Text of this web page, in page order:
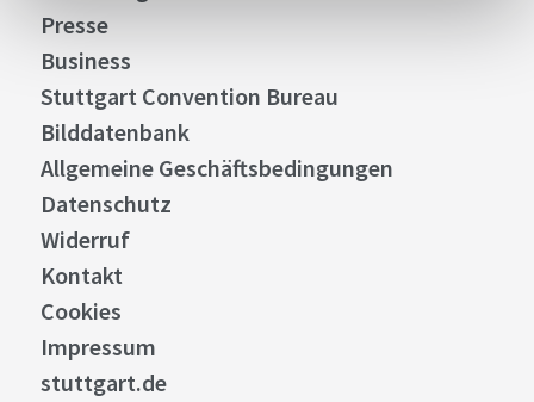
Presse
Business
Stuttgart Convention Bureau
Bilddatenbank
Allgemeine Geschäftsbedingungen
Datenschutz
Widerruf
Kontakt
Cookies
Impressum
stuttgart.de